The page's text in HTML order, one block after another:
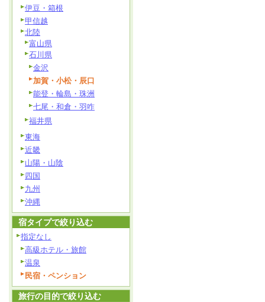
伊豆・箱根
甲信越
北陸
富山県
石川県
金沢
加賀・小松・辰口
能登・輪島・珠洲
七尾・和倉・羽咋
福井県
東海
近畿
山陽・山陰
四国
九州
沖縄
宿タイプで絞り込む
指定なし
高級ホテル・旅館
温泉
民宿・ペンション
旅行の目的で絞り込む